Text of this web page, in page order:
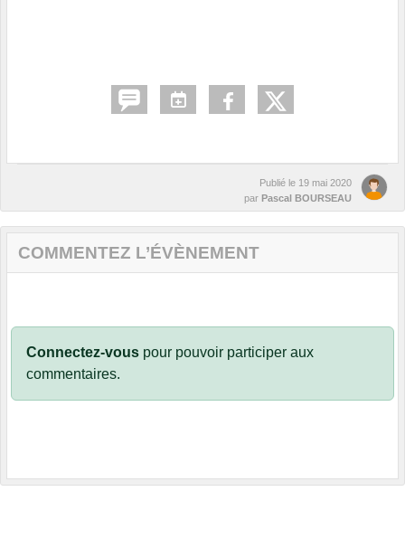
Publié le 19 mai 2020
par Pascal BOURSEAU
COMMENTEZ L’ÉVÈNEMENT
Connectez-vous pour pouvoir participer aux
commentaires.